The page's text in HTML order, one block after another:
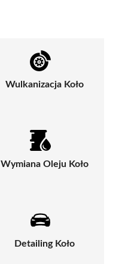
Wulkanizacja Koło
Wymiana Oleju Koło
Detailing Koło